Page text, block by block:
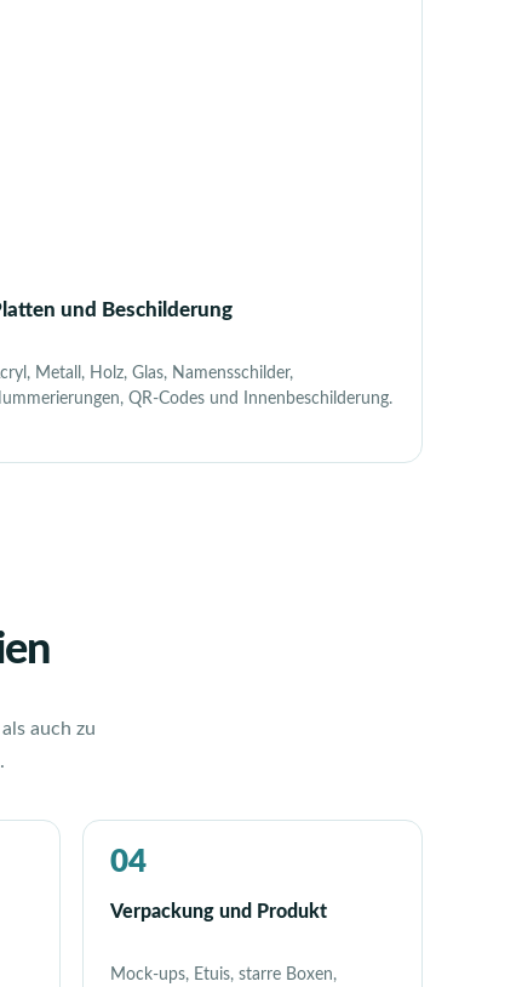
und Beschilderung
Metall, Holz, Glas, Namensschilder,
QR-Codes und Innenbeschilderung.
auch zu
04
Verpackung und Produkt
Mock-ups, Etuis, starre Boxen,